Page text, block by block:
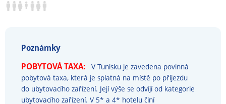
Poznámky
POBYTOVÁ TAXA:
V Tunisku je zavedena povinná
pobytová taxa, která je splatná na místě po příjezdu
do ubytovacího zařízení. Její výše se odvíjí od kategorie
ubytovacího zařízení. V 5* a 4* hotelu činí